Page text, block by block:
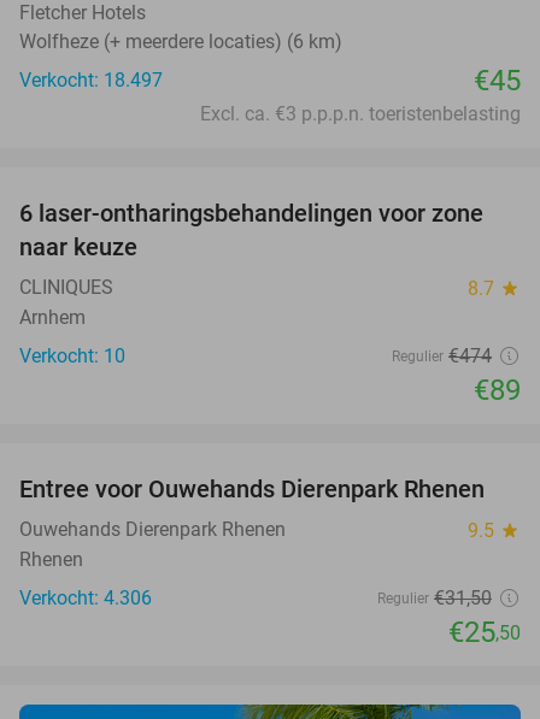
Fletcher Hotels
Wolfheze (+ meerdere locaties) (6 km)
Verkocht: 18.497
€45
Excl. ca. €3 p.p.p.n. toeristenbelasting
81%
6 laser-ontharingsbehandelingen voor zone
naar keuze
CLINIQUES 8.7 star
Arnhem
Verkocht: 10
Regulier €474
€89
19%
Entree voor Ouwehands Dierenpark Rhenen
Ouwehands Dierenpark Rhenen 9.5 star
Rhenen
Verkocht: 4.306
Regulier €31,50
€25,50